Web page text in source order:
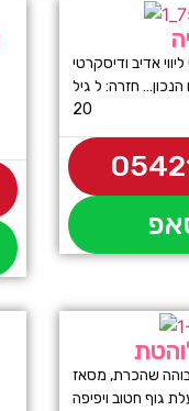
אדיב ודיסקרטי
חזרה: ל גיל
20
שהכרת, מסאז